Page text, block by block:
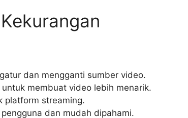
dan mengganti sumber video.
membuat video lebih menarik.
platform streaming.
dan mudah dipahami.